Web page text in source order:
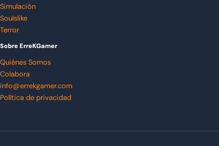
Simulación
Soulslike
Terror
Sobre ErreKGamer
Quiénes Somos
Colabora
info@errekgamer.com
Política de privacidad